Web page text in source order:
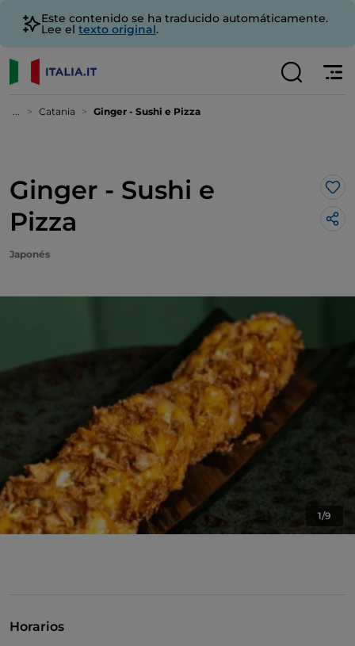
Este contenido se ha traducido automáticamente.
Lee el texto original.
... Catania Ginger - Sushi e Pizza
Ginger - Sushi e
Pizza
Me
Japonés
1/9
Horarios